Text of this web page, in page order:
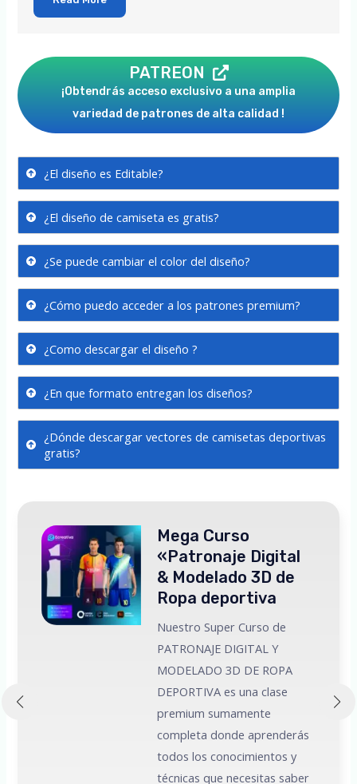
PATREON
¡Obtendrás acceso exclusivo a una amplia
variedad de patrones de alta calidad !
¿El diseño es Editable?
¿El diseño de camiseta es gratis?
¿Se puede cambiar el color del diseño?
¿Cómo puedo acceder a los patrones premium?
¿Como descargar el diseño ?
¿En que formato entregan los diseños?
¿Dónde descargar vectores de camisetas deportivas
gratis?
Mega Curso
«Patronaje Digital
& Modelado 3D de
Ropa deportiva
Nuestro Super Curso de
PATRONAJE DIGITAL Y
MODELADO 3D DE ROPA
DEPORTIVA es una clase
premium sumamente
completa donde aprenderás
todos los conocimientos y
técnicas que necesitas saber